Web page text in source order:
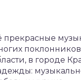
прекрасные
в городе